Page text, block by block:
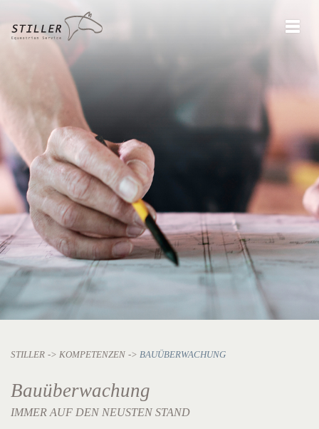
STILLER KOMPETENZEN BAUÜBERWACHUNG
Bauüberwachung
IMMER AUF DEN NEUSTEN STAND